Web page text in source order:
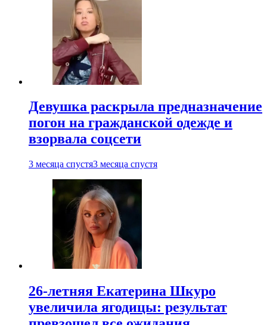
Девушка раскрыла предназначение
погон на гражданской одежде и
взорвала соцсети
3 месяца спустя3 месяца спустя
26-летняя Екатерина Шкуро
увеличила ягодицы: результат